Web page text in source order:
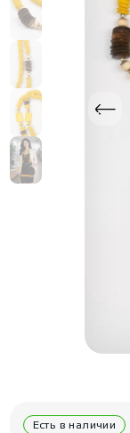
Есть в наличии